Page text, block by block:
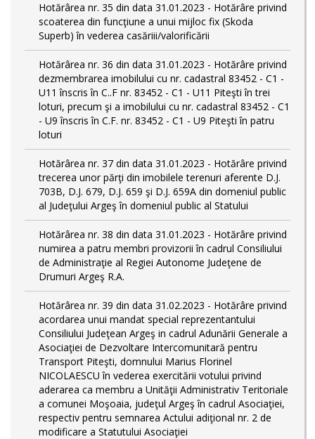
Hotărârea nr. 35 din data 31.01.2023 - Hotărâre privind
scoaterea din funcţiune a unui mijloc fix (Skoda
Superb) în vederea casăriii/valorificării
Hotărârea nr. 36 din data 31.01.2023 - Hotărâre privind
dezmembrarea imobilului cu nr. cadastral 83452 - C1 -
U11 înscris în C..F nr. 83452 - C1 - U11 Piteşti în trei
loturi, precum şi a imobilului cu nr. cadastral 83452 - C1
- U9 înscris în C.F. nr. 83452 - C1 - U9 Piteşti în patru
loturi
Hotărârea nr. 37 din data 31.01.2023 - Hotărâre privind
trecerea unor părţi din imobilele terenuri aferente D.J.
703B, D.J. 679, D.J. 659 şi D.J. 659A din domeniul public
al Judeţului Argeş în domeniul public al Statului
Hotărârea nr. 38 din data 31.01.2023 - Hotărâre privind
numirea a patru membri provizorii în cadrul Consiliului
de Administraţie al Regiei Autonome Judeţene de
Drumuri Argeş R.A.
Hotărârea nr. 39 din data 31.02.2023 - Hotărâre privind
acordarea unui mandat special reprezentantului
Consiliului Judeţean Argeş in cadrul Adunării Generale a
Asociaţiei de Dezvoltare Intercomunitară pentru
Transport Piteşti, domnului Marius Florinel
NICOLAESCU în vederea exercitării votului privind
aderarea ca membru a Unităţii Administrativ Teritoriale
a comunei Moşoaia, judeţul Argeş în cadrul Asociaţiei,
respectiv pentru semnarea Actului adiţional nr. 2 de
modificare a Statutului Asociaţiei